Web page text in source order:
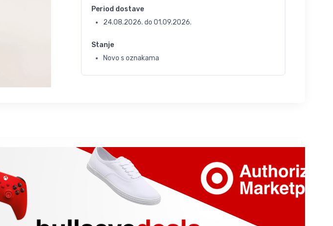
Period dostave
24.08.2026. do 01.09.2026.
Stanje
Novo s oznakama